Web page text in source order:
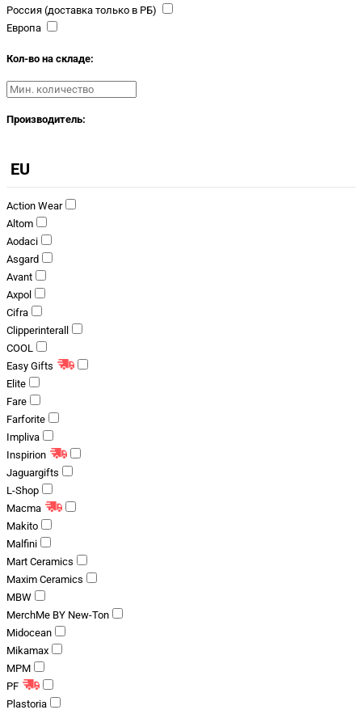
Россия (доставка только в РБ)
Европа
Кол-во на складе:
Производитель:
EU
Action Wear
Altom
Aodaci
Asgard
Avant
Axpol
Cifra
Clipperinterall
COOL
Easy Gifts
Elite
Fare
Farforite
Impliva
Inspirion
Jaguargifts
L-Shop
Macma
Makito
Malfini
Mart Ceramics
Maxim Ceramics
MBW
MerchMe BY New-Ton
Midocean
Mikamax
MPM
PF
Plastoria